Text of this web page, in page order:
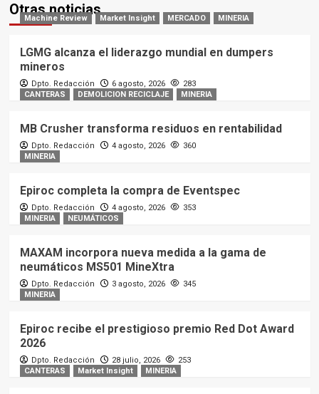
Otras noticias
Machine Review Market Insight MERCADO MINERIA
LGMG alcanza el liderazgo mundial en dumpers
mineros
Dpto. Redacción 6 agosto, 2026
283
CANTERAS
DEMOLICION RECICLAJE MINERIA
MB Crusher transforma residuos en rentabilidad
Dpto. Redacción 4 agosto, 2026
360
MINERIA
Epiroc completa la compra de Eventspec
Dpto. Redacción 4 agosto, 2026
353
MINERIA
NEUMÁTICOS
MAXAM incorpora nueva medida a la gama de
neumáticos MS501 MineXtra
Dpto. Redacción 3 agosto, 2026
345
MINERIA
Epiroc recibe el prestigioso premio Red Dot Award
2026
Dpto. Redacción 28 julio, 2026
253
CANTERAS
Market Insight MINERIA